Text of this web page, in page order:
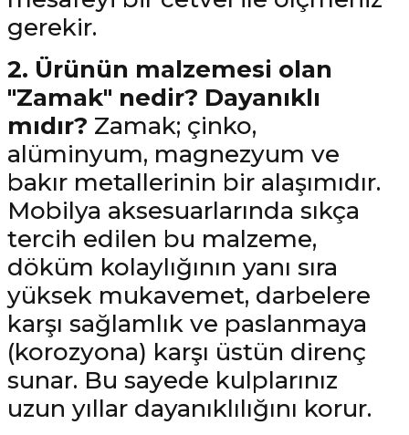
gerekir.
2. Ürünün malzemesi olan
"Zamak" nedir? Dayanıklı
mıdır? Zamak; çinko,
alüminyum, magnezyum ve
bakır metallerinin bir alaşımıdır.
Mobilya aksesuarlarında sıkça
tercih edilen bu malzeme,
döküm kolaylığının yanı sıra
yüksek mukavemet, darbelere
karşı sağlamlık ve paslanmaya
(korozyona) karşı üstün direnç
sunar. Bu sayede kulplarınız
uzun yıllar dayanıklılığını korur.